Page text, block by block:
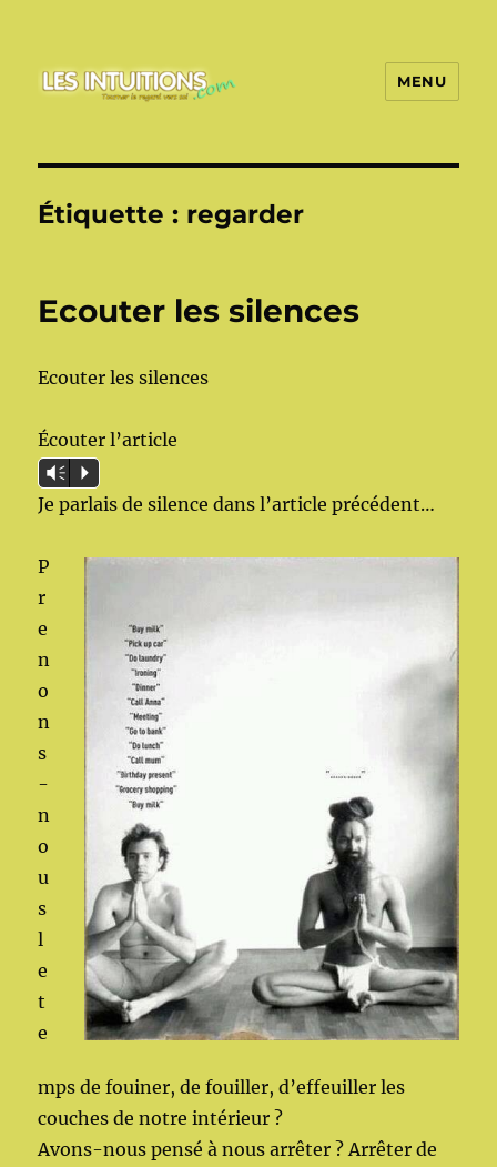
MENU
Étiquette : regarder
Ecouter les silences
Ecouter les silences
Écouter l’article
Vm P
Je parlais de silence dans l’article précédent…
P
r
e
n
o
n
s
-
n
o
u
s
l
e
t
e
mps de fouiner, de fouiller, d’effeuiller les
couches de notre intérieur ?
Avons-nous pensé à nous arrêter ? Arrêter de